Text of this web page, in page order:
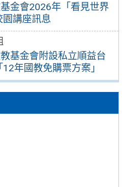
金會2026年「看見世界
講座訊息
基金會附設私立順益台
年國教免購票方案」